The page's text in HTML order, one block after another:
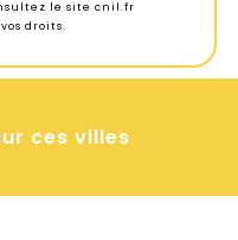
le site cnil.fr
droits.
ces villes